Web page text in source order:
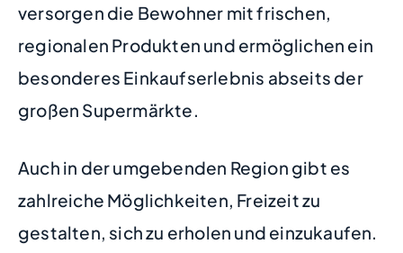
versorgen die Bewohner mit frischen,
regionalen Produkten und ermöglichen ein
besonderes Einkaufserlebnis abseits der
großen Supermärkte.
Auch in der umgebenden Region gibt es
zahlreiche Möglichkeiten, Freizeit zu
gestalten, sich zu erholen und einzukaufen.